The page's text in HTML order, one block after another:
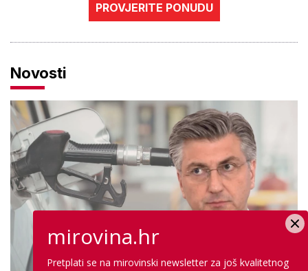
PROVJERITE PONUDU
Novosti
mirovina.hr
Pretplati se na mirovinski newsletter za još kvalitetnog